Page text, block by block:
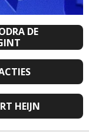
DE
HEIJN